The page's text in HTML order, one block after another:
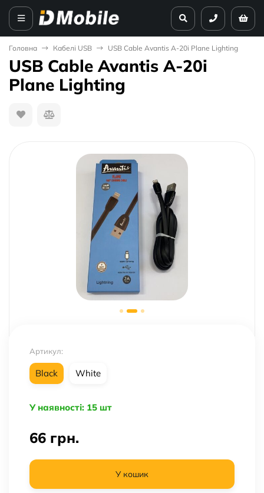
Головна Кабелі USB USB Cable Avantis A-20i Plane Lighting
USB Cable Avantis A-20i
Plane Lighting
Артикул:
Black White
У наявності: 15 шт
66 грн.
У кошик